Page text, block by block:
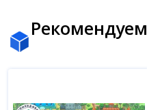
Рекомендуем